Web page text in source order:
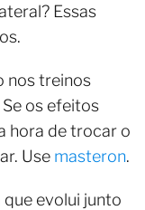
Essas
nos treinos
os efeitos
hora de trocar o
Use masteron.
evolui junto